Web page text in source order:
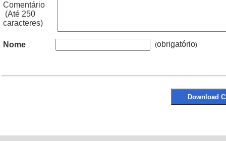
Comentário
(Até 250
caracteres)
Nome (obrigatório